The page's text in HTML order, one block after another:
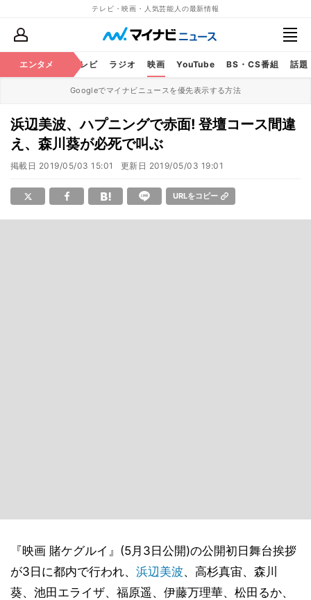
テレビ・映画・人気芸能人の最新情報
エンタメ
芸能 テレビ ラジオ 映画 YouTube BS・CS番組 話題
Googleでマイナビニュースを優先表示する方法
浜辺美波、ハプニングで赤面! 登壇コース間違
え、森川葵が必死で叫ぶ
掲載日 2019/05/03 15:01 更新日 2019/05/03 19:01
URLをコピー
『映画 賭ケグルイ』(5月3日公開)の公開初日舞台挨拶
が3日に都内で行われ、 浜辺美波、高杉真宙、森川
葵、池田エライザ、福原遥、伊藤万理華、松田るか、